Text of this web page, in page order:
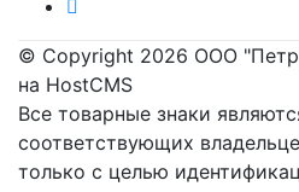
© Copyright 2026 ООО
на HostCMS
Все товарные знаки
соответствующих
только с целью